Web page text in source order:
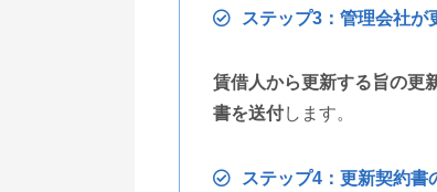
ステップ3：管理会社が
賃借人から更新する旨の更
書を送付します。
ステップ4：更新契約書